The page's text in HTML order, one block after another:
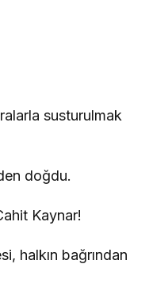
susturulmak
doğdu.
Kaynar!
halkın bağrından